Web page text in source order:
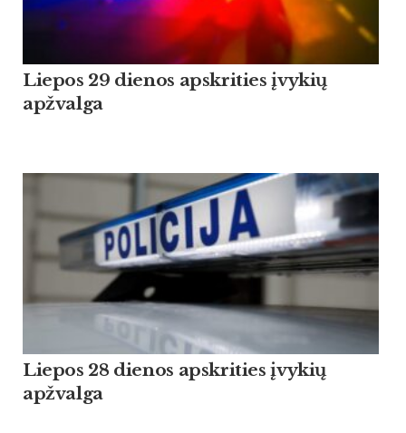
Liepos 29 dienos apskrities įvykių
apžvalga
Liepos 28 dienos apskrities įvykių
apžvalga